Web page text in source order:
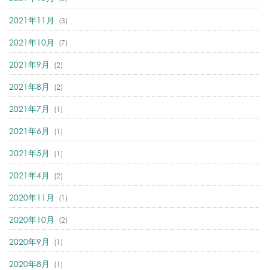
2021年11月 (3)
2021年10月 (7)
2021年9月 (2)
2021年8月 (2)
2021年7月 (1)
2021年6月 (1)
2021年5月 (1)
2021年4月 (2)
2020年11月 (1)
2020年10月 (2)
2020年9月 (1)
2020年8月 (1)